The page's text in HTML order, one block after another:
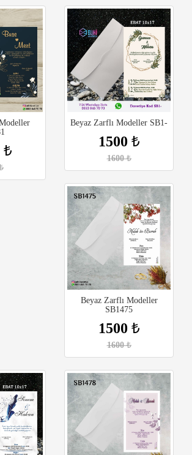
₺
Beyaz Zarflı Modeller SB1-
1500 ₺
1600₺
Beyaz Zarflı Modeller
SB1475
1500 ₺
1600₺